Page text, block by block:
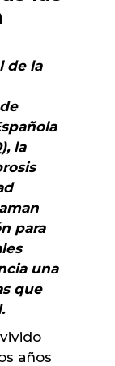
de la
la
para
una
que
años